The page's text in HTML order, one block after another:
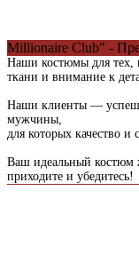
Millionaire Club" -
Наши костюмы для тех,
ткани и внимание к
Наши клиенты —
мужчины,
для которых качество и
Ваш идеальный
приходите и убедитесь!